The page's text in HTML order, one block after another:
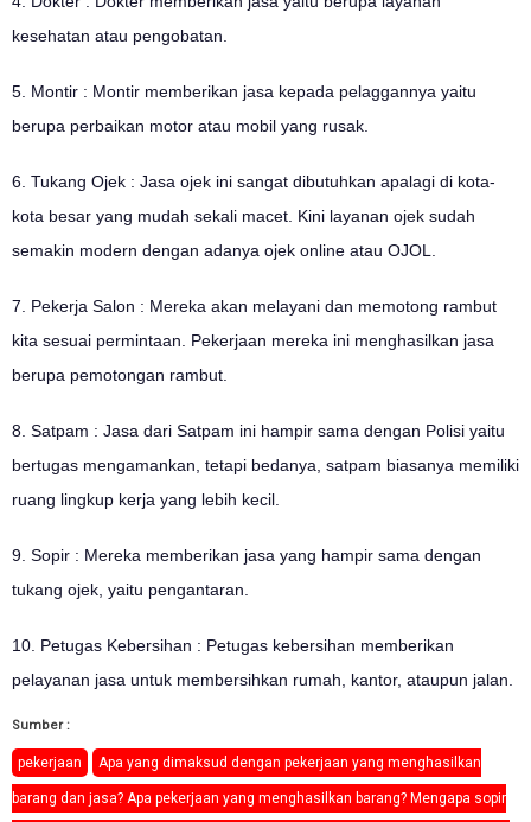
kesehatan atau pengobatan.
5. Montir : Montir memberikan jasa kepada pelaggannya yaitu
berupa perbaikan motor atau mobil yang rusak.
6. Tukang Ojek : Jasa ojek ini sangat dibutuhkan apalagi di kota-
kota besar yang mudah sekali macet. Kini layanan ojek sudah
semakin modern dengan adanya ojek online atau OJOL.
7. Pekerja Salon : Mereka akan melayani dan memotong rambut
kita sesuai permintaan. Pekerjaan mereka ini menghasilkan jasa
berupa pemotongan rambut.
8. Satpam : Jasa dari Satpam ini hampir sama dengan Polisi yaitu
bertugas mengamankan, tetapi bedanya, satpam biasanya memiliki
ruang lingkup kerja yang lebih kecil.
9. Sopir : Mereka memberikan jasa yang hampir sama dengan
tukang ojek, yaitu pengantaran.
10. Petugas Kebersihan : Petugas kebersihan memberikan
pelayanan jasa untuk membersihkan rumah, kantor, ataupun jalan.
Sumber :
pekerjaan Apa yang dimaksud dengan pekerjaan yang menghasilkan
barang dan jasa? Apa pekerjaan yang menghasilkan barang? Mengapa sopir